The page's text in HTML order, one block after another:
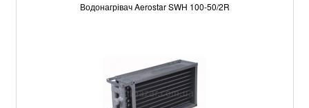
Водонагрівач Aerostar SWH 100-50/2R